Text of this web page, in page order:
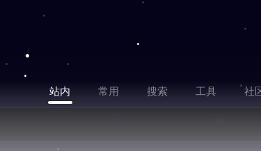
站内 常用 搜索 工具 社